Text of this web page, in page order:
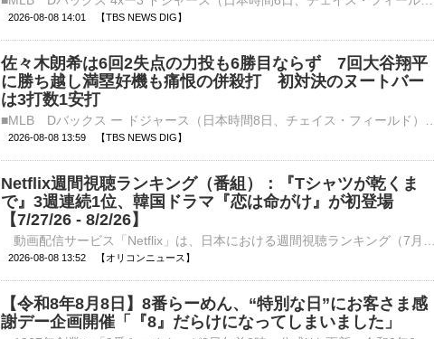
2026-08-08 14:01 【TBS NEWS DIG】
佐々木朗希は6回2失点の力投も6勝目ならず 7回大谷翔平
に勝ち越し満塁好機も痛恨の併殺打 初対決のヌートバー
は3打数1安打
2026-08-08 13:59 【TBS NEWS DIG】
Netflix週間視聴ランキング（番組）：『Tシャツが乾くま
で』3週連続1位、韓国ドラマ『恋は命がけ』が初登場
【7/27/26 - 8/2/26】
2026-08-08 13:52 【オリコンニュース】
【令和8年8月8日】8番らーめん、“特別な日”にお客さま感
謝デー企画開催「『8』だらけになってしまいました」